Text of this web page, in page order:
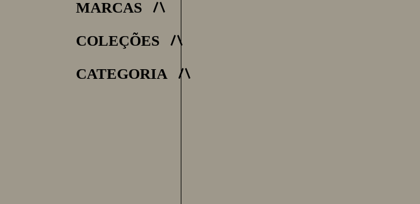
MARCAS
COLEÇÕES
CATEGORIA